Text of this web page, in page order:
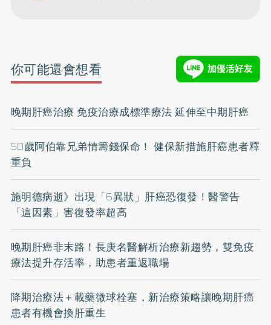
你可能還會想看
晚期肝癌治療 免疫治療成標準療法 延伸至中期肝癌
50歲阿伯靠兄弟情籌錢保命！ 健保新措施肝癌患者釋
重負
施明德病逝》出現「6異狀」肝癌恐復發！醫警告
「這因素」害復發率超高
晚期肝癌非末路！長庚名醫解析治療新趨勢，雙免疫
療法提升存活率，助患者重返職場
降期治療法＋載藥微球栓塞，新治療策略讓晚期肝癌
患者有機會換肝重生